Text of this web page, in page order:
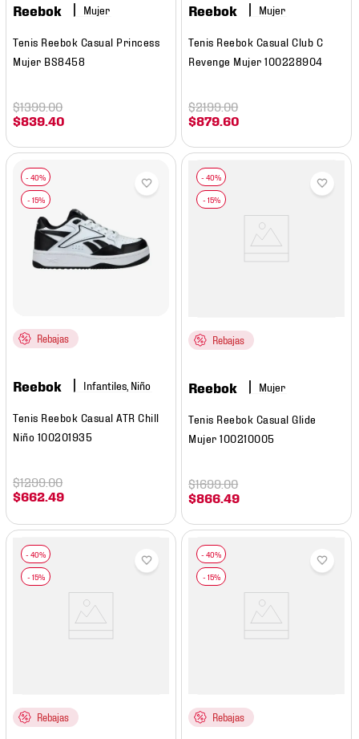
Reebok Mujer
Tenis Reebok Casual Princess
Mujer BS8458
$839 .40
$1399.00
Reebok Mujer
Tenis Reebok Casual Club C
Revenge Mujer 100228904
$879 .60
$2199.00
Rebajas
Reebok Infantiles, Niño
Tenis Reebok Casual ATR Chill
Niño 100201935
$662 .49
$1299.00
Rebajas
Reebok Mujer
Tenis Reebok Casual Glide
Mujer 100210005
$866 .49
$1699.00
Rebajas Rebajas